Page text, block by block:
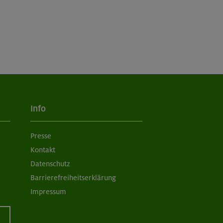
Info
Presse
Kontakt
Datenschutz
Barrierefreiheitserklärung
Impressum